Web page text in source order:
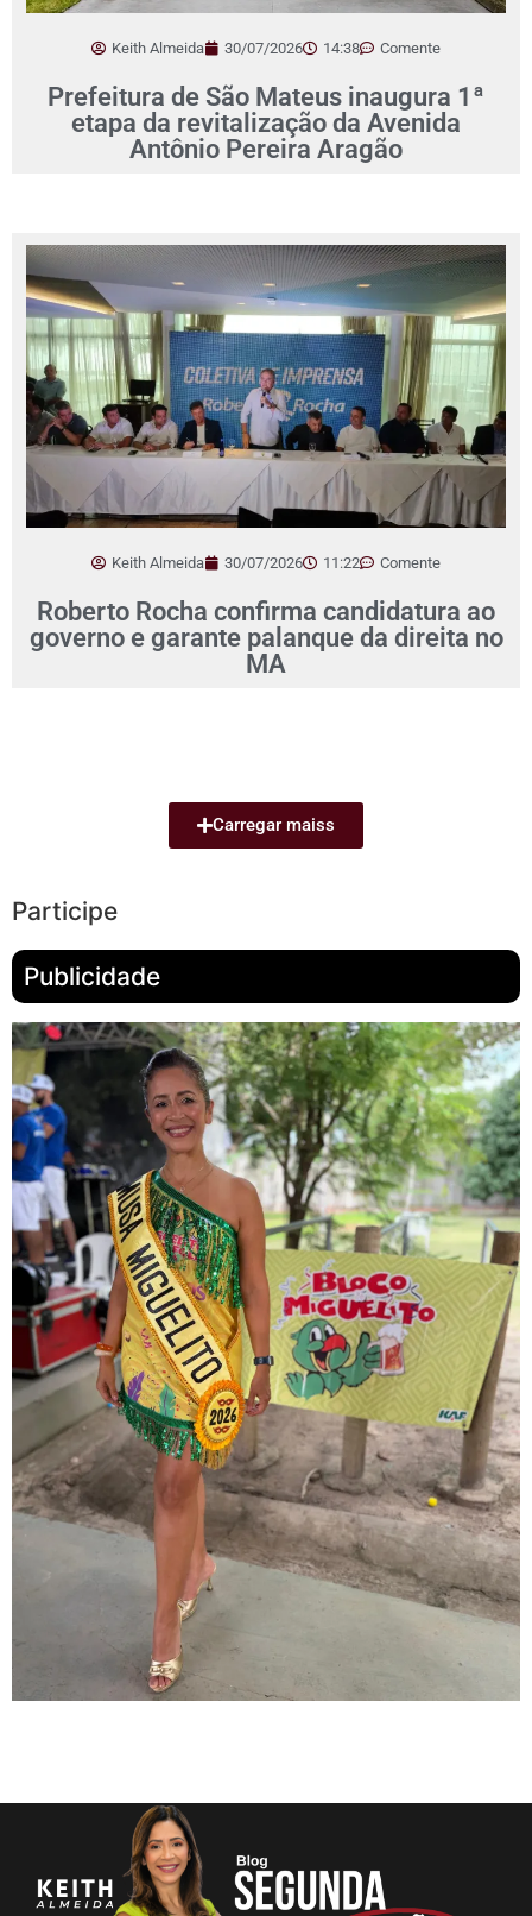
Keith Almeida 30/07/2026 14:38 Comente
Prefeitura de São Mateus inaugura 1ª
etapa da revitalização da Avenida
Antônio Pereira Aragão
Keith Almeida 30/07/2026 11:22 Comente
Roberto Rocha confirma candidatura ao
governo e garante palanque da direita no
MA
Carregar maiss
Participe
Publicidade